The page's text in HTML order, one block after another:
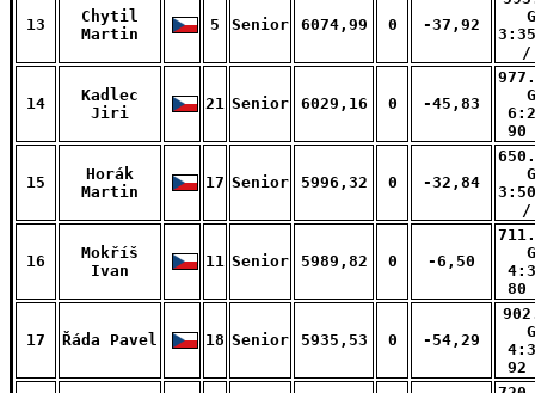
13
Chytil
Martin
5 Senior 6074,99 0 -37,92
/
14
Kadlec
Jiri
21 Senior 6029,16 0 -45,83
15
Horák
Martin
17 Senior 5996,32 0 -32,84
/
16
Mokříš
Ivan
11 Senior 5989,82 0 -6,50
17 Řáda Pavel 18 Senior 5935,53 0 -54,29